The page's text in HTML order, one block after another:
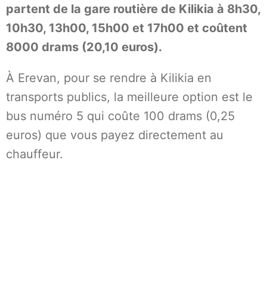
partent de la gare routière de Kilikia à 8h30,
10h30, 13h00, 15h00 et 17h00 et coûtent
8000 drams (20,10 euros).
À Erevan, pour se rendre à Kilikia en
transports publics, la meilleure option est le
bus numéro 5 qui coûte 100 drams (0,25
euros) que vous payez directement au
chauffeur.